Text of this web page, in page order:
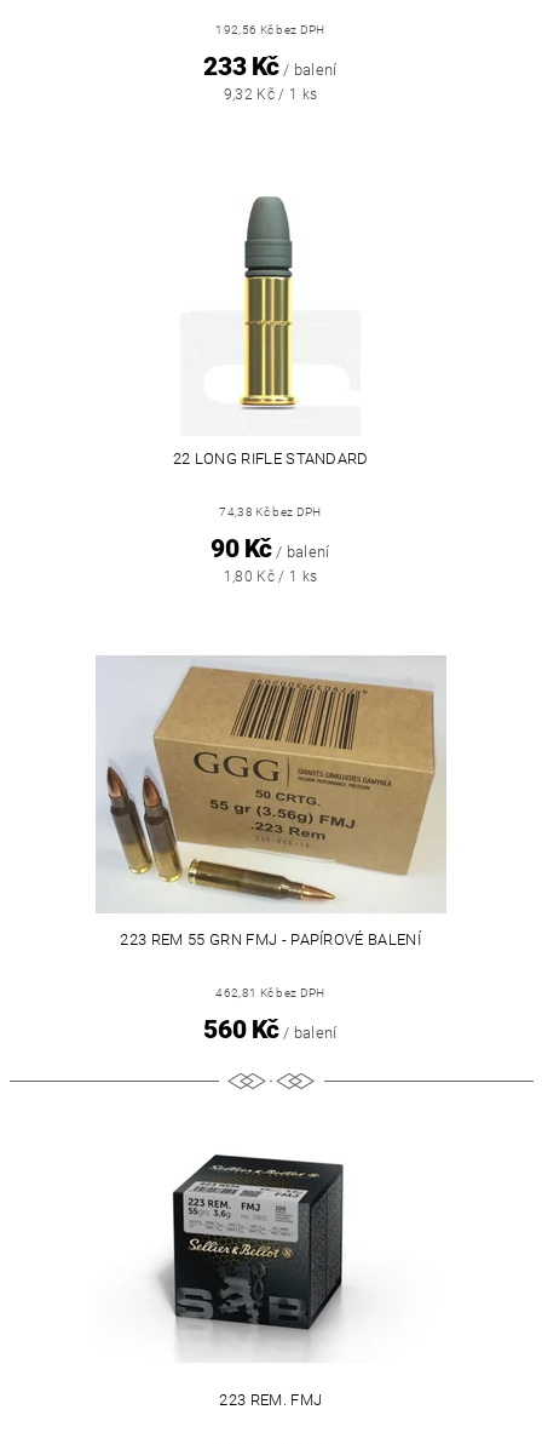
192,56 Kč bez DPH
233 Kč / balení
9,32 Kč / 1 ks
22 LONG RIFLE STANDARD
74,38 Kč bez DPH
90 Kč / balení
1,80 Kč / 1 ks
223 REM 55 GRN FMJ - PAPÍROVÉ BALENÍ
462,81 Kč bez DPH
560 Kč / balení
223 REM. FMJ